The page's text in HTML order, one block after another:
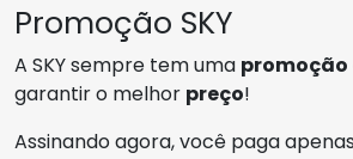
Promoção SKY
A SKY sempre tem uma promoção
garantir o melhor preço!
Assinando agora, você paga